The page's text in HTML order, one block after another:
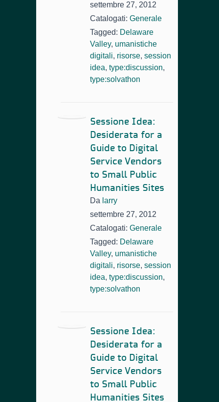
settembre 27, 2012
Catalogati: Generale
Tagged: Delaware
Valley, umanistiche
digitali, risorse, session
idea, type:discussion,
type:solvathon
Sessione Idea:
Desiderata for a
Guide to Digital
Service Vendors
to Small Public
Humanities Sites
Da larry
settembre 27, 2012
Catalogati: Generale
Tagged: Delaware
Valley, umanistiche
digitali, risorse, session
idea, type:discussion,
type:solvathon
Sessione Idea:
Desiderata for a
Guide to Digital
Service Vendors
to Small Public
Humanities Sites